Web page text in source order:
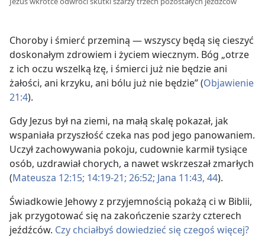
Choroby i śmierć przeminą — wszyscy będą się cieszyć
doskonałym zdrowiem i życiem wiecznym. Bóg „otrze
z ich oczu wszelką łzę, i śmierci już nie będzie ani
żałości, ani krzyku, ani bólu już nie będzie” (Objawienie
21:4).
Gdy Jezus był na ziemi, na małą skalę pokazał, jak
wspaniała przyszłość czeka nas pod jego panowaniem.
Uczył zachowywania pokoju, cudownie karmił tysiące
osób, uzdrawiał chorych, a nawet wskrzeszał zmarłych
(Mateusza 12:15; 14:19-21; 26:52; Jana 11:43, 44).
Świadkowie Jehowy z przyjemnością pokażą ci w Biblii,
jak przygotować się na zakończenie szarży czterech
jeźdźców. Czy chciałbyś dowiedzieć się czegoś więcej?